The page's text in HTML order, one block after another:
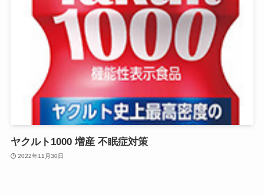
ヤクルト1000 増産 不眠症対策
2022年11月30日